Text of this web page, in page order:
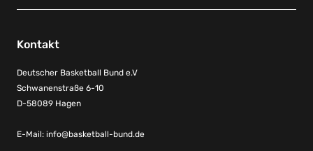
Kontakt
Deutscher Basketball Bund e.V
Schwanenstraße 6-10
D-58089 Hagen
E-Mail: info@basketball-bund.de